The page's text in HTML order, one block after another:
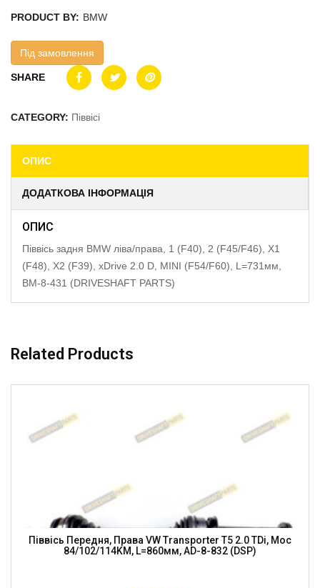
PRODUCT BY: BMW
Під замовлення
SHARE
CATEGORY: Піввісі
ОПИС
ДОДАТКОВА ІНФОРМАЦІЯ
ОПИС
Піввісь задня BMW ліва/права, 1 (F40), 2 (F45/F46), X1
(F48), X2 (F39), xDrive 2.0 D, MINI (F54/F60), L=731мм,
BM-8-431 (DRIVESHAFT PARTS)
Related Products
Піввісь Передня, Права VW Transporter T5 2.0 TDi, Moc
84/102/114KM, L=860мм, AD-8-832 (DSP)